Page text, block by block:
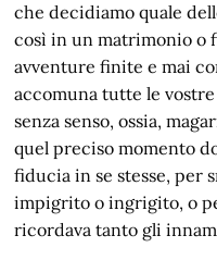
che decidiamo quale
così in un matrimonio o
avventure finite e mai
accomuna tutte le
senza senso, ossia,
quel preciso momento
fiducia in se stesse, per
impigrito o ingrigito, o
ricordava tanto gli